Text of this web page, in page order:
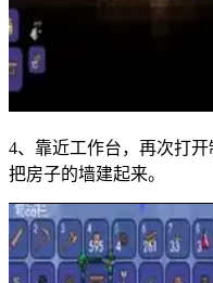
4、靠近工作台，再次打开
把房子的墙建起来。